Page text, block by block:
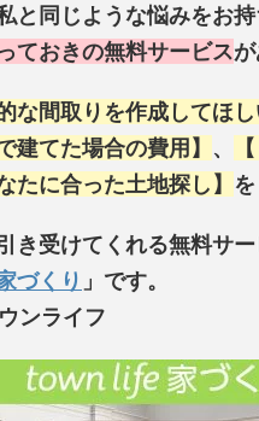
と同じような悩みをお
ておきの無料サービスが
な間取りを作成してほし
建てた場合の費用】 、
たに合った土地探し】 を
き受けてくれる無料サー
づくり 」です。
ンライフ